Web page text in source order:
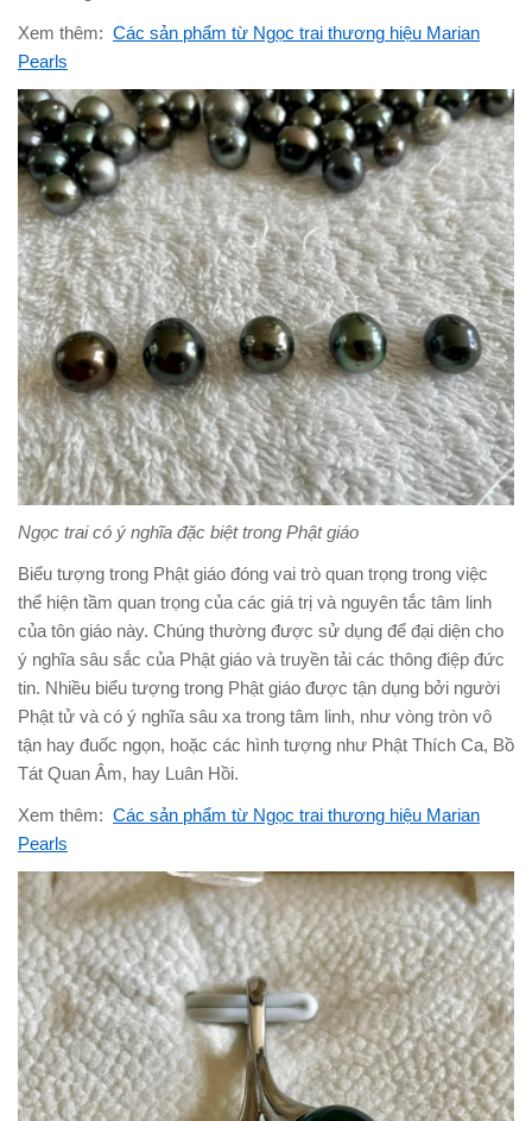
Xem thêm: Các sản phẩm từ Ngọc trai thương hiệu Marian
Pearls
Ngọc trai có ý nghĩa đặc biệt trong Phật giáo
Biểu tượng trong Phật giáo đóng vai trò quan trọng trong việc
thể hiện tầm quan trọng của các giá trị và nguyên tắc tâm linh
của tôn giáo này. Chúng thường được sử dụng để đại diện cho
ý nghĩa sâu sắc của Phật giáo và truyền tải các thông điệp đức
tin. Nhiều biểu tượng trong Phật giáo được tận dụng bởi người
Phật tử và có ý nghĩa sâu xa trong tâm linh, như vòng tròn vô
tận hay đuốc ngọn, hoặc các hình tượng như Phật Thích Ca, Bồ
Tát Quan Âm, hay Luân Hồi.
Xem thêm: Các sản phẩm từ Ngọc trai thương hiệu Marian
Pearls